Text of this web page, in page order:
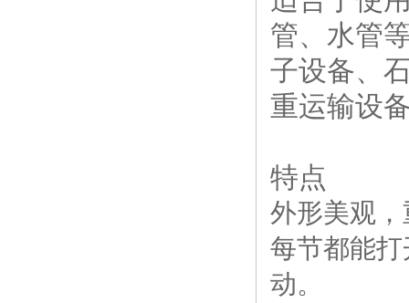
管、水管
子设备、
重运输设
特点
外形美观
每节都能
动。